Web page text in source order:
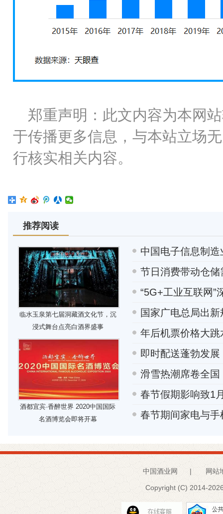
郑重声明：此文内容为本网
于传播更多信息，与本站立场
行核实相关内容。
推荐阅读
临水玉泉第七届洞藏酒文化节，沉
浸式舞台点亮白酒界盛事
酒都宜宾·香醉世界 2020中国国际
名酒博览会即将开幕
中国电子信息制
节日消费带动仓
“5G+工业互联网”
国家广电总局出
年后机票价格大
即时配送蓬勃发
滑雪热潮席卷全
春节假期影响致1
春节期间家电与
中国酒业网 | 网站
Copyright (C) 2014-